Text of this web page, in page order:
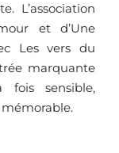
L’association
et d’Une
Les vers du
marquante
sensible,